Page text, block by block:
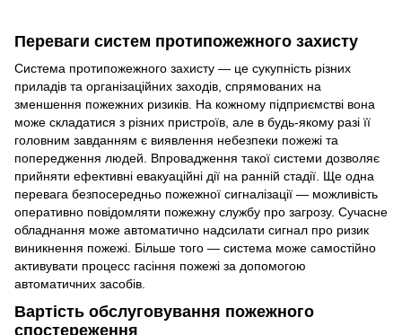
Переваги систем протипожежного захисту
Система протипожежного захисту — це сукупність різних
приладів та організаційних заходів, спрямованих на
зменшення пожежних ризиків. На кожному підприємстві вона
може складатися з різних пристроїв, але в будь-якому разі її
головним завданням є виявлення небезпеки пожежі та
попередження людей. Впровадження такої системи дозволяє
прийняти ефективні евакуаційні дії на ранній стадії. Ще одна
перевага безпосередньо пожежної сигналізації — можливість
оперативно повідомляти пожежну службу про загрозу. Сучасне
обладнання може автоматично надсилати сигнал про ризик
виникнення пожежі. Більше того — система може самостійно
активувати процесс гасіння пожежі за допомогою
автоматичних засобів.
Вартість обслуговування пожежного
спостереження